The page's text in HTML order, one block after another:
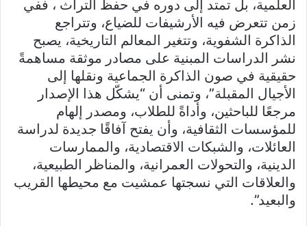
العلمية، بل تمتد إلى دوره في حفظ التراث ، ففي
زمن تتعرض فيه الأرشيفات للضياع، وتتراجع
الذاكرة الشفوية، وتتغير المعالم التاريخية، يصبح
نشر الدراسات المبنية على مصادر موثقة مساهمةً
حقيقية في صون الذاكرة الجماعية ونقلها إلى
الأجيال المقبلة”، وتمنى أن “يشكّل هذا الإصدار
مرجعًا للباحثين، وأداةً للطلاب، ومصدر إلهام
للمؤسسات الثقافية، وأن يفتح آفاقًا جديدة لدراسة
العائلات، والشبكات الاقتصادية، والممارسات
الدينية، والتحولات العمرانية، والمناظر الطبيعية،
والعلاقات التي نسجتها عمشيت مع محيطها القريب
والبعيد”.